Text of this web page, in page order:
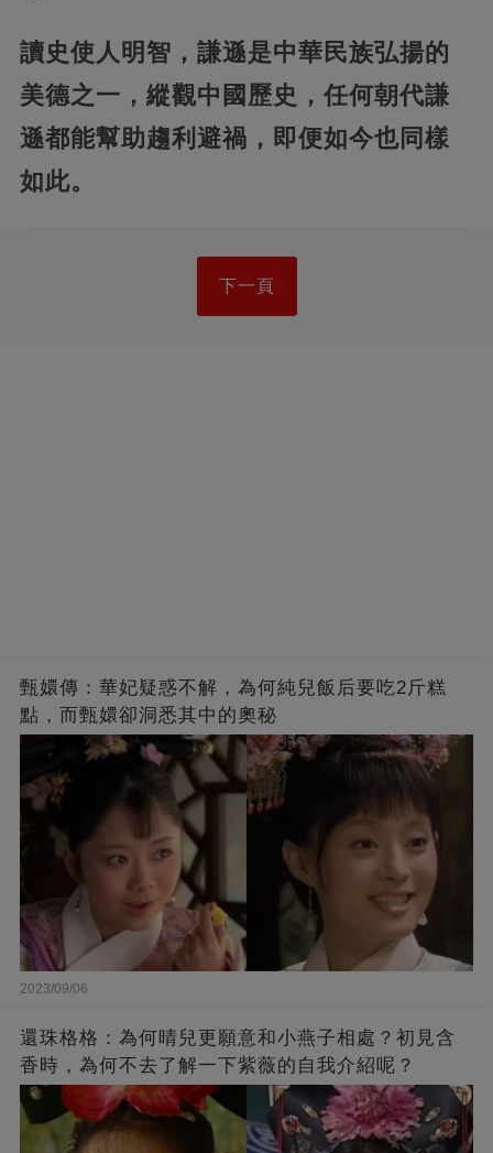
讀史使人明智，謙遜是中華民族弘揚的
美德之一，縱觀中國歷史，任何朝代謙
遜都能幫助趨利避禍，即便如今也同樣
如此。
下一頁
甄嬛傳：華妃疑惑不解，為何純兒飯后要吃2斤糕
點，而甄嬛卻洞悉其中的奧秘
2023/09/06
還珠格格：為何晴兒更願意和小燕子相處？初見含
香時，為何不去了解一下紫薇的自我介紹呢？